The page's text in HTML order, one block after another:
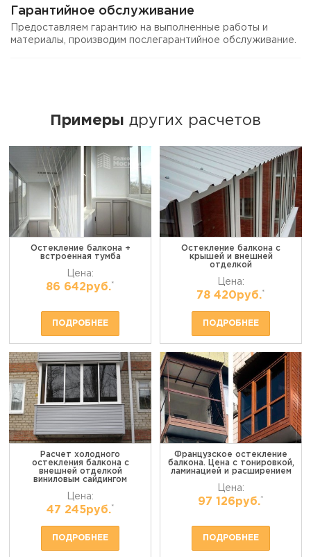
Гарантийное обслуживание
Предоставляем гарантию на выполненные работы и
материалы, производим послегарантийное обслуживание.
Примеры других расчетов
Остекление балкона +
встроенная тумба
Цена:
86 642руб.*
ПОДРОБНЕЕ
Остекление балкона с
крышей и внешней
отделкой
Цена:
78 420руб.*
ПОДРОБНЕЕ
Расчет холодного
остекления балкона с
внешней отделкой
виниловым сайдингом
Цена:
47 245руб.*
ПОДРОБНЕЕ
Французское остекление
балкона. Цена с тонировкой,
ламинацией и расширением
Цена:
97 126руб.*
ПОДРОБНЕЕ